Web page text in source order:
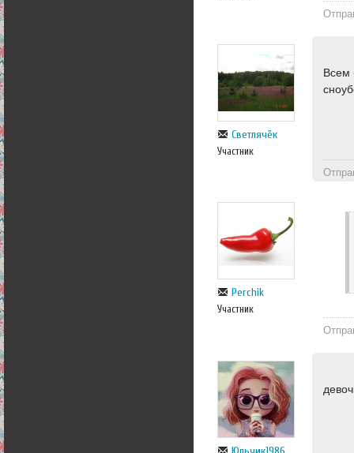
Светлячёк
Участник
Всем
Perchik
Участник